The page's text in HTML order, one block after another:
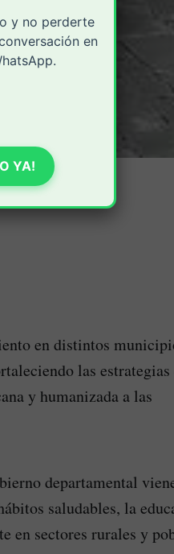
en distintos
las estrategias
y humanizada a las
departamental
saludables, la
en sectores rurales y
y no perderte
en
YA!